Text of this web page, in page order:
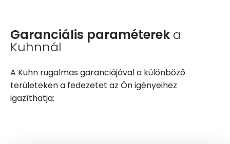
Garanciális paraméterek a
Kuhnnál
A Kuhn rugalmas garanciájával a különböző
területeken a fedezetet az Ön igényeihez
igazíthatja: